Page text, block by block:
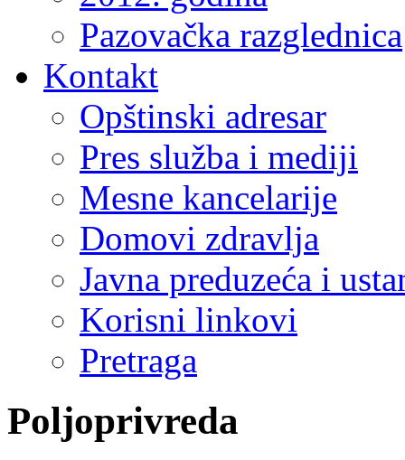
Pazovačka razglednica
Kontakt
Opštinski adresar
Pres služba i mediji
Mesne kancelarije
Domovi zdravlja
Javna preduzeća i
Korisni linkovi
Pretraga
Poljoprivreda